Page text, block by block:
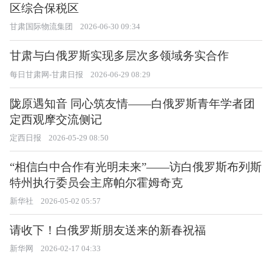
区综合保税区
甘肃国际物流集团 2026-06-30 09:34
甘肃与白俄罗斯实现多层次多领域务实合作
每日甘肃网-甘肃日报 2026-06-29 08:29
陇原遇知音 同心筑友情——白俄罗斯青年学者团
定西观摩交流侧记
定西日报 2026-05-29 08:50
“相信白中合作有光明未来”——访白俄罗斯布列斯
特州执行委员会主席帕尔霍姆奇克
新华社 2026-05-02 05:57
请收下！白俄罗斯朋友送来的新春祝福
新华网 2026-02-17 04:33